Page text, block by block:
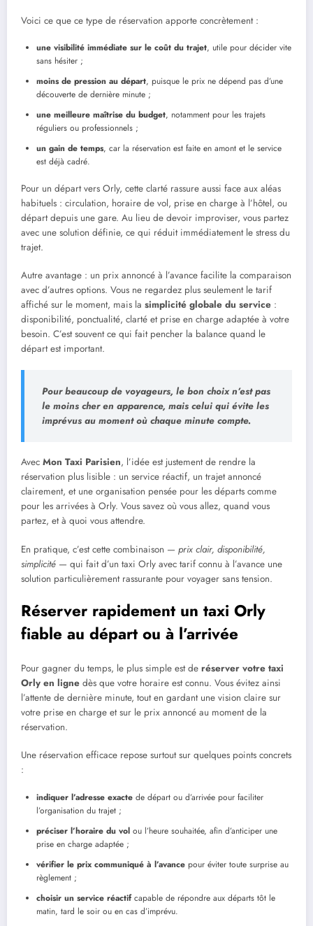
Voici ce que ce type de réservation apporte concrètement :
une visibilité immédiate sur le coût du trajet, utile pour décider vite
sans hésiter ;
moins de pression au départ, puisque le prix ne dépend pas d’une
découverte de dernière minute ;
une meilleure maîtrise du budget, notamment pour les trajets
réguliers ou professionnels ;
un gain de temps, car la réservation est faite en amont et le service
est déjà cadré.
Pour un départ vers Orly, cette clarté rassure aussi face aux aléas
habituels : circulation, horaire de vol, prise en charge à l’hôtel, ou
départ depuis une gare. Au lieu de devoir improviser, vous partez
avec une solution définie, ce qui réduit immédiatement le stress du
trajet.
Autre avantage : un prix annoncé à l’avance facilite la comparaison
avec d’autres options. Vous ne regardez plus seulement le tarif
affiché sur le moment, mais la simplicité globale du service :
disponibilité, ponctualité, clarté et prise en charge adaptée à votre
besoin. C’est souvent ce qui fait pencher la balance quand le
départ est important.
Pour beaucoup de voyageurs, le bon choix n’est pas
le moins cher en apparence, mais celui qui évite les
imprévus au moment où chaque minute compte.
Avec Mon Taxi Parisien, l’idée est justement de rendre la
réservation plus lisible : un service réactif, un trajet annoncé
clairement, et une organisation pensée pour les départs comme
pour les arrivées à Orly. Vous savez où vous allez, quand vous
partez, et à quoi vous attendre.
En pratique, c’est cette combinaison — prix clair, disponibilité,
simplicité — qui fait d’un taxi Orly avec tarif connu à l’avance une
solution particulièrement rassurante pour voyager sans tension.
Réserver rapidement un taxi Orly
fiable au départ ou à l’arrivée
Pour gagner du temps, le plus simple est de réserver votre taxi
Orly en ligne dès que votre horaire est connu. Vous évitez ainsi
l’attente de dernière minute, tout en gardant une vision claire sur
votre prise en charge et sur le prix annoncé au moment de la
réservation.
Une réservation efficace repose surtout sur quelques points concrets
:
indiquer l’adresse exacte de départ ou d’arrivée pour faciliter
l’organisation du trajet ;
préciser l’horaire du vol ou l’heure souhaitée, afin d’anticiper une
prise en charge adaptée ;
vérifier le prix communiqué à l’avance pour éviter toute surprise au
règlement ;
choisir un service réactifcapable de répondre aux départs tôt le
matin, tard le soir ou en cas d’imprévu.